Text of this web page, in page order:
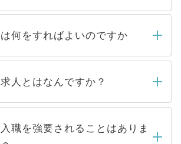
何をすればよいのですか
だきましたら、弊社担当者がご
を確認し、その後メールもしくは
、5営業日以内にはご連絡をせて
ますので、しばらくお待ちくださ
人とはなんですか？
で取り扱っている求人の
は、Webサイトからご覧いただ
非公開求人」です。非公開求人は
職を強要されることはありま